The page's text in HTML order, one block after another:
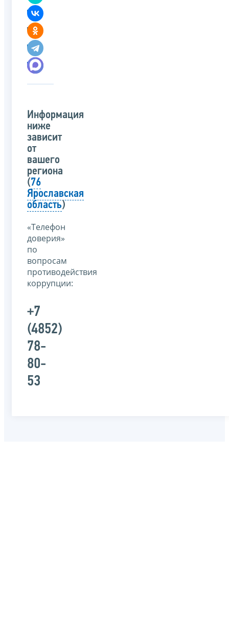
Информация
ниже
зависит
от
вашего
региона
(76
Ярославская
область)
«Телефон
доверия»
по
вопросам
противодействия
коррупции:
+7
(4852)
78-
80-
53